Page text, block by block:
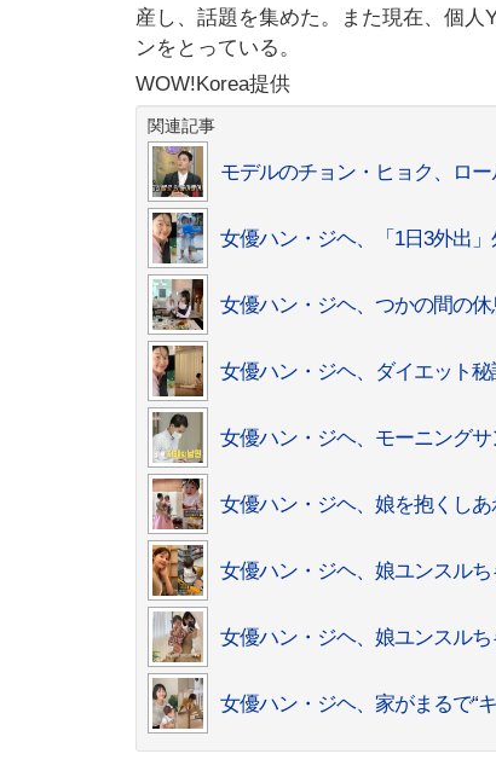
産し、話題を集めた。また現在、個人
ンをとっている。
WOW!Korea提供
関連記事
モデルのチョン・ヒョク、ロ
女優ハン・ジヘ、「1日3外出
女優ハン・ジヘ、つかの間の
女優ハン・ジヘ、ダイエット
女優ハン・ジヘ、モーニング
女優ハン・ジヘ、娘を抱くし
女優ハン・ジヘ、娘ユンスル
女優ハン・ジヘ、娘ユンスル
女優ハン・ジヘ、家がまるで“